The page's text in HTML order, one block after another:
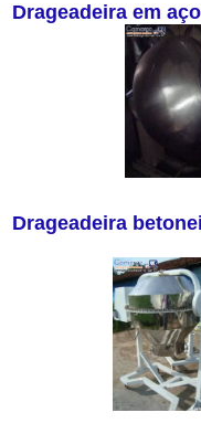
Drageadeira em
Drageadeira